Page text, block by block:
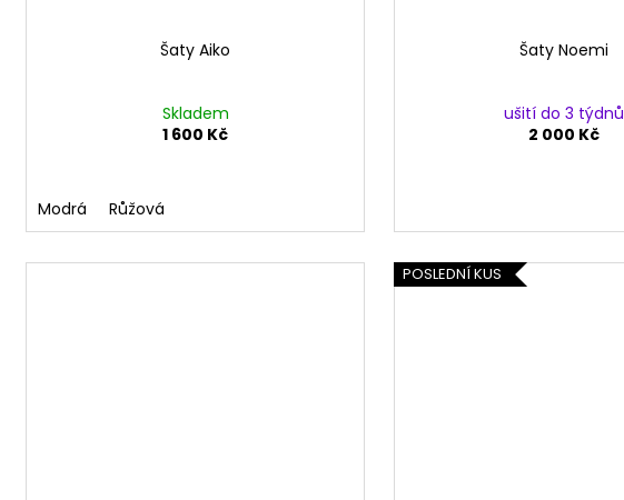
Šaty Aiko
Skladem
1 600 Kč
Modrá Růžová
Šaty Noemi
ušití do 3 týdnů
2 000 Kč
POSLEDNÍ KUS